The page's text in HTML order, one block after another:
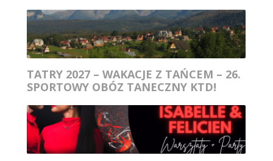
TATRY 2027 – WAKACJE Z TAŃCEM – 26.
SPORTOWY OBÓZ TANECZNY KTD!